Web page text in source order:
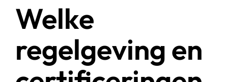
Welke
regelgeving en